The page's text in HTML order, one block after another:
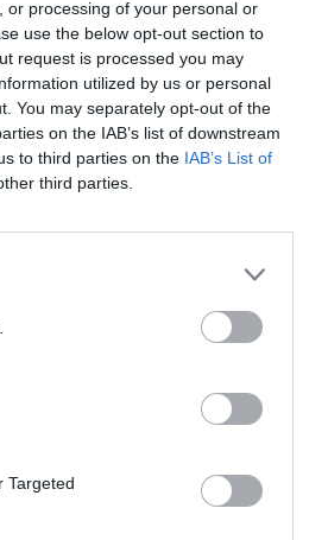
or processing of your personal or
use the below opt-out section to
request is processed you may
utilized by us or personal
You may separately opt-out of the
on the IAB’s list of downstream
to third parties on the IAB’s List of
third parties.
Targeted
Ανατολή,